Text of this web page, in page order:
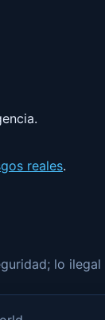
reales.
lo